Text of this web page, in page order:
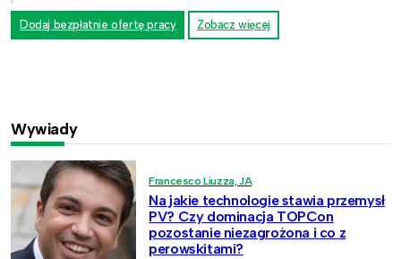
Dodaj bezpłatnie ofertę pracy Zobacz więcej
Wywiady
Francesco Liuzza, JA
Na jakie technologie stawia przemysł
PV? Czy dominacja TOPCon
pozostanie niezagrożona i co z
perowskitami?